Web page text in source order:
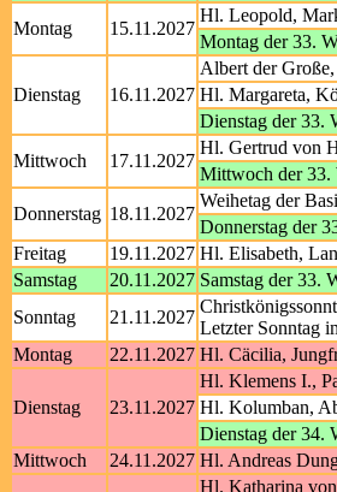
Montag
15.11.2027
Hl. Leopold,
Montag der 33.
Dienstag 16.11.2027
Albert der
Hl. Margareta,
Dienstag der 33.
Mittwoch
17.11.2027
Hl. Gertrud von
Mittwoch der 33.
Donnerstag 18.11.2027
Weihetag der
Donnerstag der
Freitag
19.11.2027 Hl. Elisabeth,
Samstag
20.11.2027 Samstag der 33.
Sonntag
21.11.2027
Letzter Sonntag
Montag
22.11.2027 Hl. Cäcilia,
Dienstag 23.11.2027
Hl. Klemens I.,
Hl. Kolumban,
Dienstag der 34.
Mittwoch
24.11.2027 Hl. Andreas
Hl. Katharina